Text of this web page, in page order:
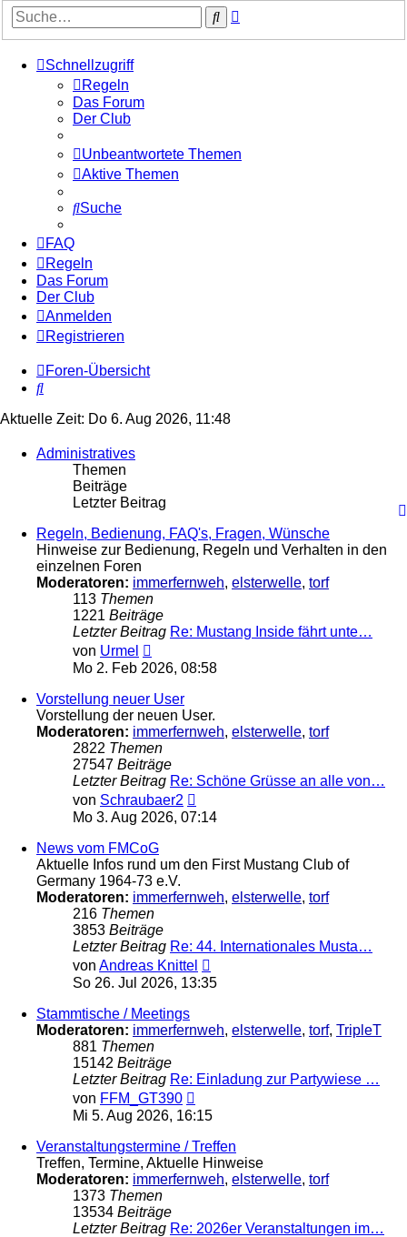
Suche
Schnellzugriff
Regeln
Das Forum
Der Club
Unbeantwortete Themen
Aktive Themen
Suche
FAQ
Regeln
Das Forum
Der Club
Anmelden
Registrieren
Foren-Übersicht
Suche
Aktuelle Zeit: Do 6. Aug 2026, 11:48
Administratives
Themen
Beiträge
Letzter Beitrag
Regeln, Bedienung, FAQ's, Fragen, Wünsche
Hinweise zur Bedienung, Regeln und Verhalten in den
einzelnen Foren
Moderatoren: immerfernweh, elsterwelle, torf
113 Themen
1221 Beiträge
Letzter Beitrag Re: Mustang Inside fährt unte…
von Urmel
Beitrag
Mo 2. Feb 2026, 08:58
Vorstellung neuer User
Vorstellung der neuen User.
Moderatoren: immerfernweh, elsterwelle, torf
2822 Themen
27547 Beiträge
Letzter Beitrag Re: Schöne Grüsse an alle von…
von Schraubaer2
Beitrag
Mo 3. Aug 2026, 07:14
News vom FMCoG
Aktuelle Infos rund um den First Mustang Club of
Germany 1964-73 e.V.
Moderatoren: immerfernweh, elsterwelle, torf
216 Themen
3853 Beiträge
Letzter Beitrag Re: 44. Internationales Musta…
von Andreas Knittel
Beitrag
So 26. Jul 2026, 13:35
Stammtische / Meetings
Moderatoren: immerfernweh, elsterwelle, torf, TripleT
881 Themen
15142 Beiträge
Letzter Beitrag Re: Einladung zur Partywiese …
von FFM_GT390
Beitrag
Mi 5. Aug 2026, 16:15
Veranstaltungstermine / Treffen
Treffen, Termine, Aktuelle Hinweise
Moderatoren: immerfernweh, elsterwelle, torf
1373 Themen
13534 Beiträge
Letzter Beitrag Re: 2026er Veranstaltungen im…